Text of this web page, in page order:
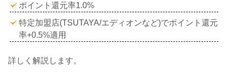
ポイント還元率1.0%
特定加盟店(TSUTAYA/エディオンなど)でポイント還元
率+0.5%適用
詳しく解説します。